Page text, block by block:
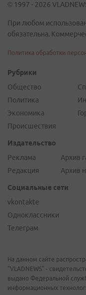
© 1997 - 2026
При любом
обязательна.
Политика обработки
Рубрики
Общество
Политика
Экономика
Происшествия
Издательство
Реклама
Редакция
Архив
Архив
Социальные сети
vkontakte
Одноклассники
Телеграм
На данном сайте
"VLADNEWS" -
выдано Федеральной
информационных